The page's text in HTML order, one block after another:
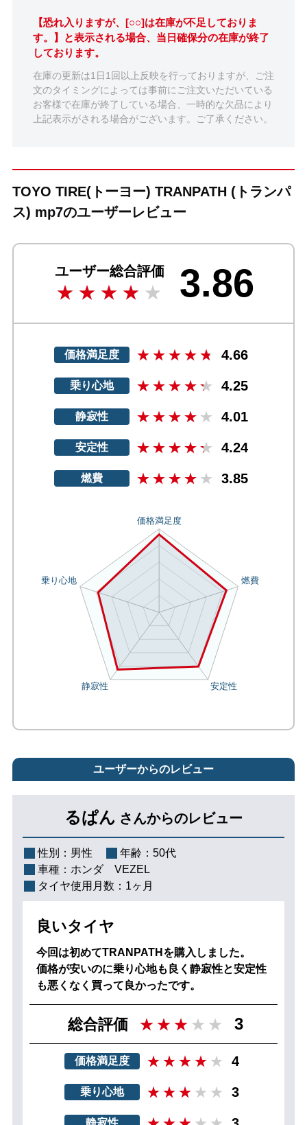
【恐れ入りますが、[○○]は在庫が不足しておりま
す。】と表示される場合、当日確保分の在庫が終了
しております。
在庫の更新は1日1回以上反映を行っておりますが、ご注
文のタイミングによっては事前にご注文いただいている
お客様で在庫が終了している場合、一時的な欠品により
上記表示がされる場合がございます。ご了承ください。
TOYO TIRE(トーヨー) TRANPATH (トランパ
ス) mp7のユーザーレビュー
ユーザー総合評価 3.86
価格満足度 4.66
乗り心地 4.25
静寂性 4.01
安定性 4.24
燃費 3.85
ユーザーからのレビュー
るぱん さんからのレビュー
性別： 男性 年齢： 50代
車種： ホンダ VEZEL
タイヤ使用月数： 1ヶ月
良いタイヤ
今回は初めてTRANPATHを購入しました。
価格が安いのに乗り心地も良く静寂性と安定性
も悪くなく買って良かったです。
総合評価 3
価格満足度 4
乗り心地 3
静寂性